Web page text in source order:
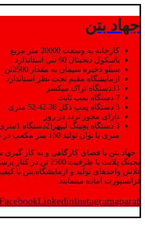
جهاد بتن
کارخانه به وسعت 20000 متر مربع
باسکول دیجیتال 60 تنی استاندارد
سیلو ذخیره سیمان به مقدار 2500تن
ازمایشگاه مقیم تحت نظر استاندارد
33دستگاه تراک میکسر
7 دستگاه پمپ ثابت
3 دستگاه پمپ دکل 36-42-52 متری
دارای مجوز تردد در روز
متری با توان تولید 150 متر مکعب در ساعت)
جهاد بتن با فضای کارگاهی و به کار گیری
بچینگ پلانت با ظرفیت
تلاش واحدهای تولید و ازمایشگاه,بتن با
ترانسپورت اماده مینمایند.
LinkedinInstagramaparat